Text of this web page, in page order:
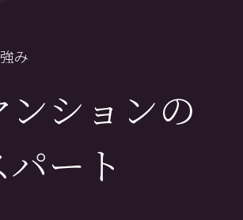
み
ションの
ート